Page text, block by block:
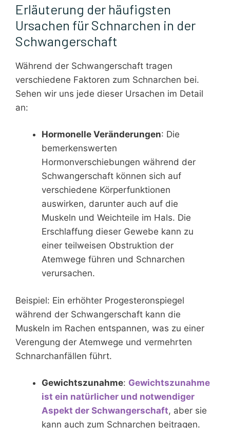
Erläuterung der häufigsten
Ursachen für Schnarchen in der
Schwangerschaft
Während der Schwangerschaft tragen
verschiedene Faktoren zum Schnarchen bei.
Sehen wir uns jede dieser Ursachen im Detail
an:
Hormonelle Veränderungen: Die
bemerkenswerten
Hormonverschiebungen während der
Schwangerschaft können sich auf
verschiedene Körperfunktionen
auswirken, darunter auch auf die
Muskeln und Weichteile im Hals. Die
Erschlaffung dieser Gewebe kann zu
einer teilweisen Obstruktion der
Atemwege führen und Schnarchen
verursachen.
Beispiel: Ein erhöhter Progesteronspiegel
während der Schwangerschaft kann die
Muskeln im Rachen entspannen, was zu einer
Verengung der Atemwege und vermehrten
Schnarchanfällen führt.
Gewichtszunahme: Gewichtszunahme
ist ein natürlicher und notwendiger
Aspekt der Schwangerschaft, aber sie
kann auch zum Schnarchen beitragen.